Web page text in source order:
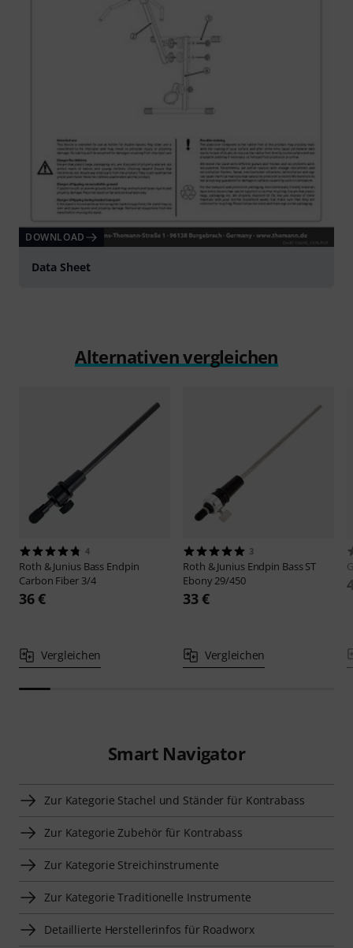
DOWNLOAD
Data Sheet
Alternativen vergleichen
4
Roth & Junius Bass Endpin
Carbon Fiber 3/4
36 €
Vergleichen
3
Roth & Junius Endpin Bass ST
Ebony 29/450
33 €
Vergleichen
Smart Navigator
Zur Kategorie Stachel und Ständer für Kontrabass
Zur Kategorie Zubehör für Kontrabass
Zur Kategorie Streichinstrumente
Zur Kategorie Traditionelle Instrumente
Detaillierte Herstellerinfos für Roadworx